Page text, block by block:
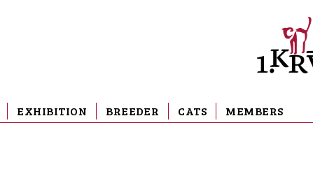
EXHIBITION BREEDER CATS MEMBERS